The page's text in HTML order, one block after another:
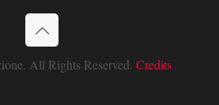
All Rights Reserved. Credits